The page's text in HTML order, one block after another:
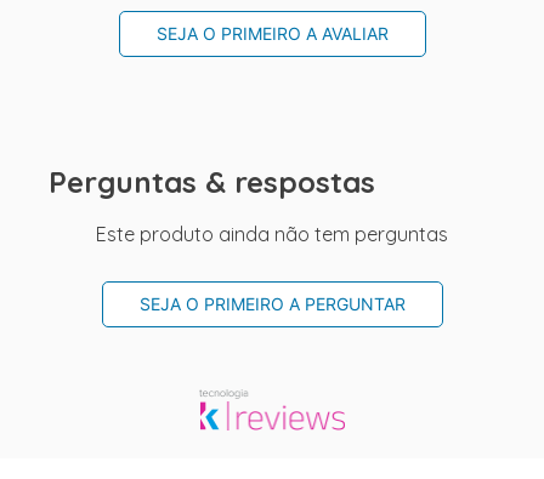
SEJA O PRIMEIRO A AVALIAR
Perguntas & respostas
Este produto ainda não tem perguntas
SEJA O PRIMEIRO A PERGUNTAR